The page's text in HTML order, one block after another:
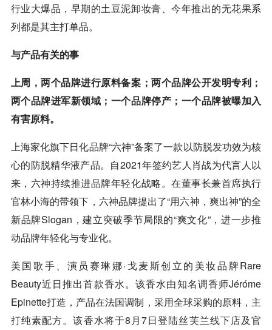
行业大爆品，早期的土豆泥卸妆膏、今年推出的无花果系
列都是其主打单品。
与产品有关的事
上周，两个品牌进行原料备案；两个品牌公开发明专利；
两个品牌进军新领域；一个品牌停产；一个品牌被曝加入
有害原料。
上海家化旗下日化品牌“六神”备案了一款以防脱发功效为核
心的防脱精华液产品。自2021年签约艺人肖战为代言人以
来，六神持续推进品牌年轻化战略。在董事长兼首席执行
官林小海的带领下，六神品牌提出了“用六神，爽出神”的全
新品牌Slogan，建立突破季节局限的“爽文化”，进一步推
动品牌年轻化与专业化。
美国歌手、演员赛琳娜·戈麦斯创立的美妆品牌Rare
Beauty近日推出首款香水。该香水由知名调香师Jéróme
Epinette打造，产品在法国调制，采用全球采购的原料，主
打纯素配方。该香水将于8月7日登陆丝芙兰线下店及官